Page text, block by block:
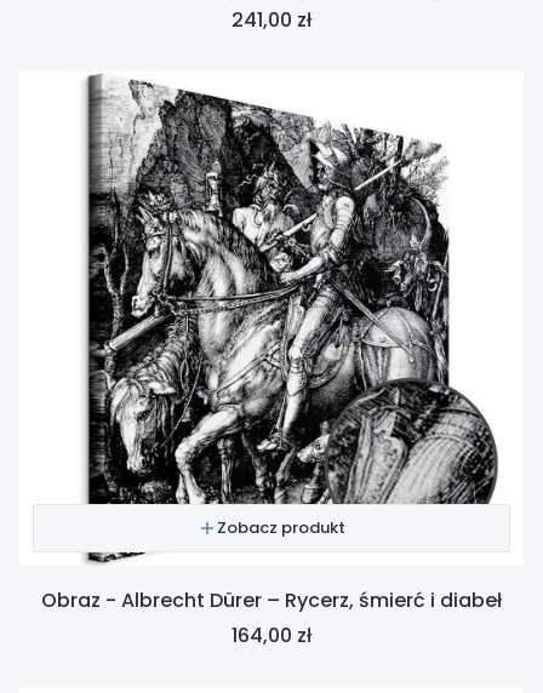
Cena
241,00 zł
Zobacz produkt
Obraz - Albrecht Dürer – Rycerz, śmierć i diabeł
Cena
164,00 zł